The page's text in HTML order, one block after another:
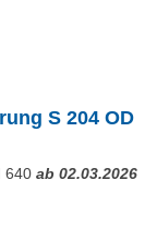
S 204 OD
640 ab 02.03.2026